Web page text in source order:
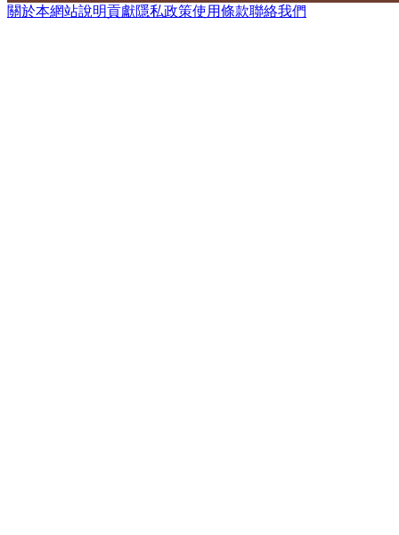
關於本網站說明貢獻隱私政策使用條款聯絡我們